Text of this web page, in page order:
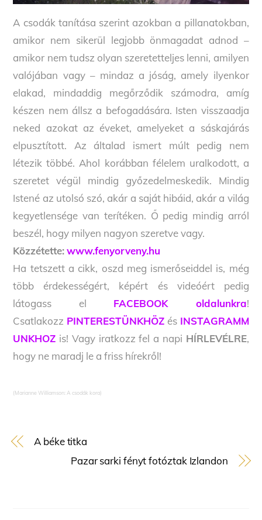
A csodák tanítása szerint azokban a pillanatokban,
amikor nem sikerül legjobb önmagadat adnod –
amikor nem tudsz olyan szeretetteljes lenni, amilyen
valójában vagy – mindaz a jóság, amely ilyenkor
elakad, mindaddig megőrződik számodra, amíg
készen nem állsz a befogadására. Isten visszaadja
neked azokat az éveket, amelyeket a sáskajárás
elpusztított. Az általad ismert múlt pedig nem
létezik többé. Ahol korábban félelem uralkodott, a
szeretet végül mindig győzedelmeskedik. Mindig
Istené az utolsó szó, akár a saját hibáid, akár a világ
kegyetlensége van terítéken. Ő pedig mindig arról
beszél, hogy milyen nagyon szeretve vagy.
Közzétette: www.fenyorveny.hu
Ha tetszett a cikk, oszd meg ismerőseiddel is, még
több érdekességért, képért és videóért pedig
látogass el FACEBOOK oldalunkra!
Csatlakozz PINTERESTÜNKHÖZ és INSTAGRAMM
UNKHOZ is! Vagy iratkozz fel a napi HÍRLEVÉLRE,
hogy ne maradj le a friss hírekről!
(Marianne Williamson: A csodák kora)
A béke titka
Pazar sarki fényt fotóztak Izlandon